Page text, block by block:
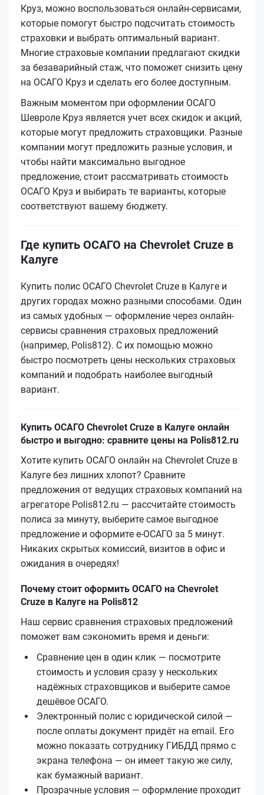
Круз, можно воспользоваться онлайн-сервисами,
которые помогут быстро подсчитать стоимость
страховки и выбрать оптимальный вариант.
Многие страховые компании предлагают скидки
за безаварийный стаж, что поможет снизить цену
на ОСАГО Круз и сделать его более доступным.
Важным моментом при оформлении ОСАГО
Шевроле Круз является учет всех скидок и акций,
которые могут предложить страховщики. Разные
компании могут предложить разные условия, и
чтобы найти максимально выгодное
предложение, стоит рассматривать стоимость
ОСАГО Круз и выбирать те варианты, которые
соответствуют вашему бюджету.
Где купить ОСАГО на Chevrolet Cruze в
Калуге
Купить полис ОСАГО Chevrolet Cruze в Калуге и
других городах можно разными способами. Один
из самых удобных — оформление через онлайн-
сервисы сравнения страховых предложений
(например, Polis812). С их помощью можно
быстро посмотреть цены нескольких страховых
компаний и подобрать наиболее выгодный
вариант.
Купить ОСАГО Chevrolet Cruze в Калуге онлайн
быстро и выгодно: сравните цены на Polis812.ru
Хотите купить ОСАГО онлайн на Chevrolet Cruze в
Калуге без лишних хлопот? Сравните
предложения от ведущих страховых компаний на
агрегаторе Polis812.ru — рассчитайте стоимость
полиса за минуту, выберите самое выгодное
предложение и оформите е‑ОСАГО за 5 минут.
Никаких скрытых комиссий, визитов в офис и
ожидания в очередях!
Почему стоит оформить ОСАГО на Chevrolet
Cruze в Калуге на Polis812
Наш сервис сравнения страховых предложений
поможет вам сэкономить время и деньги:
Сравнение цен в один клик — посмотрите
стоимость и условия сразу у нескольких
надёжных страховщиков и выберите самое
дешёвое ОСАГО.
Электронный полис с юридической силой —
после оплаты документ придёт на email. Его
можно показать сотруднику ГИБДД прямо с
экрана телефона — он имеет такую же силу,
как бумажный вариант.
Прозрачные условия — оформление проходит